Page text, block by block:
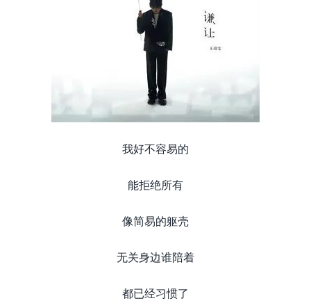
我好不容易的
能拒绝所有
像简易的躯壳
无关身边谁陪着
都已经习惯了